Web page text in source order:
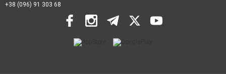
+38 (096) 91 303 68